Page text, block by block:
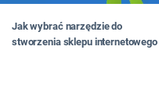
Jak wybrać narzędzie do
stworzenia sklepu internetowego